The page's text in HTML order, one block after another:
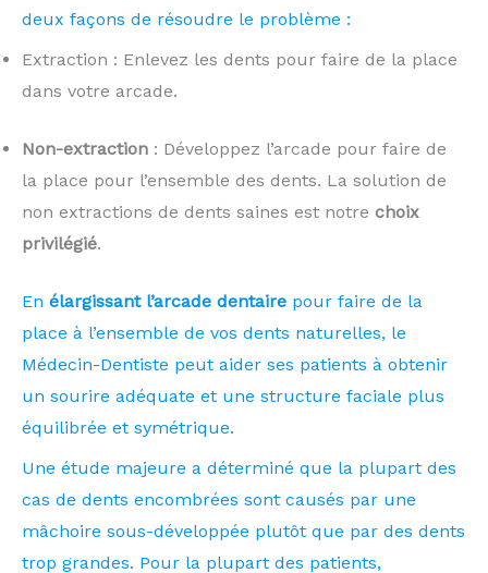
deux façons de résoudre le problème :
Extraction : Enlevez les dents pour faire de la place
dans votre arcade.
Non-extraction : Développez l’arcade pour faire de
la place pour l’ensemble des dents. La solution de
non extractions de dents saines est notre choix
privilégié.
En élargissant l’arcade dentaire pour faire de la
place à l’ensemble de vos dents naturelles, le
Médecin-Dentiste peut aider ses patients à obtenir
un sourire adéquate et une structure faciale plus
équilibrée et symétrique.
Une étude majeure a déterminé que la plupart des
cas de dents encombrées sont causés par une
mâchoire sous-développée plutôt que par des dents
trop grandes. Pour la plupart des patients,